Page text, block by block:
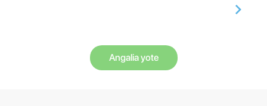
Angalia yote